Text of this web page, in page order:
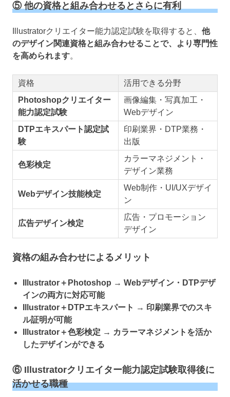
⑤ 他の資格と組み合わせるとさらに有利
Illustratorクリエイター能力認定試験を取得すると、 他
のデザイン関連資格と組み合わせることで、より専門性
を高められます。
資格
活用できる分野
Photoshopクリエイター
能力認定試験
画像編集・写真加工・
Webデザイン
DTPエキスパート認定試
験
印刷業界・DTP業務・
出版
色彩検定
カラーマネジメント・
デザイン業務
Webデザイン技能検定
Web制作・UI/UXデザイ
ン
広告デザイン検定
広告・プロモーション
デザイン
資格の組み合わせによるメリット
Illustrator＋Photoshop → Webデザイン・DTPデザ
インの両方に対応可能
Illustrator＋DTPエキスパート → 印刷業界でのスキ
ル証明が可能
Illustrator＋色彩検定 → カラーマネジメントを活か
したデザインができる
⑥ Illustratorクリエイター能力認定試験取得後に
活かせる職種